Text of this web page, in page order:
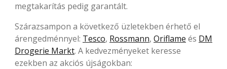
megtakarítás pedig garantált.
Szárazsampon a következő üzletekben érhető el
árengedménnyel: Tesco, Rossmann, Oriflame és DM
Drogerie Markt. A kedvezményeket keresse
ezekben az akciós újságokban: